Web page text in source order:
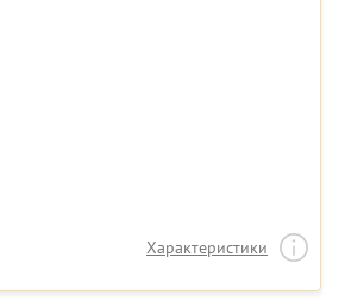
Характеристики